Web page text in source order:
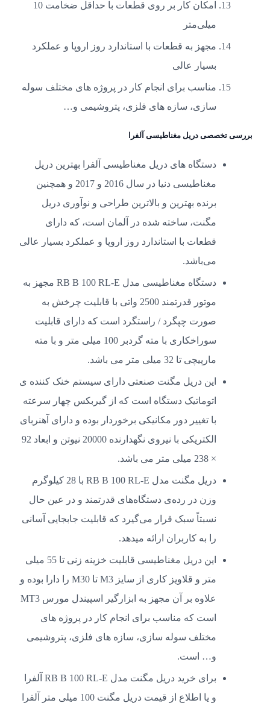
امکان کار بر روی قطعات با حداقل ضخامت 10
میلی‌متر
مجهز به قطعات با استاندارد روز اروپا و عملکرد
بسیار عالی
مناسب برای انجام کار در پروژه های مختلف سوله
سازی، سازه های فلزی، پتروشیمی و…
بررسی تخصصی دریل مغناطیسی آلفرا
دستگاه های دریل مغناطیسی آلفرا بهترین دریل
مغناطیسی دنیا در سال 2016 و 2017 و همچنین
برنده بهترین و بالاترین طراحی و نوآوری دریل
مگنت، ساخته شده در آلمان است، که دارای
قطعات با استاندارد روز اروپا و عملکرد بسیار عالی
می‌باشد.
دستگاه مغناطیسی مدل RB B 100 RL-E مجهز به
موتور قدرتمند 2500 واتی با قابلیت چرخش به
صورت چپگرد / راستگرد است که دارای قابلیت
سوراخکاری با مته گردبر 100 میلی متر و با مته
مارپیچی تا 32 میلی متر می باشد.
این دریل مگنت صنعتی دارای سیستم خنک کننده ی
اتوماتیک دستگاه است که از گیربکس چهار سرعته
با تغییر دور مکانیکی برخوردار بوده و دارای آهنربای
الکتریکی با نیروی نگهدارنده 20000 نیوتن و ابعاد 92
× 238 میلی متر می باشد.
دریل مگنت مدل RB B 100 RL-E با 28 کیلوگرم
وزن در رده‌ی دستگاه‌های قدرتمند و در عین حال
نسبتاً سبک قرار می‌گیرد که قابلیت جابجایی آسانی
را به کاربران ارائه میدهد.
این دریل مغناطیسی قابلیت خزینه زنی تا 55 میلی
متر و قلاویز کاری از سایز M3 تا M30 را دارا بوده و
علاوه بر آن مجهز به ابزارگیر اسپیندل مورس MT3
است که مناسب برای انجام کار در پروژه های
مختلف سوله سازی، سازه های فلزی، پتروشیمی
و… است.
برای خرید دریل مگنت مدل RB B 100 RL-E آلفرا
و یا اطلاع از قیمت دریل مگنت 100 میلی متر آلفرا